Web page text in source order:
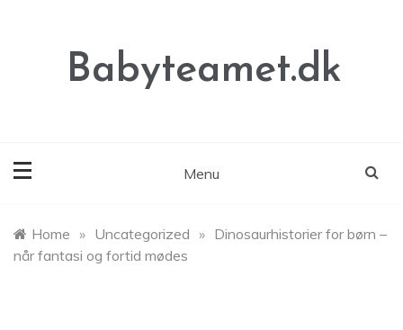
Babyteamet.dk
Menu
Home » Uncategorized » Dinosaurhistorier for børn –
når fantasi og fortid mødes